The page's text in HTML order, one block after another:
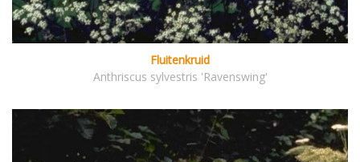
Fluitenkruid
Anthriscus sylvestris 'Ravenswing'